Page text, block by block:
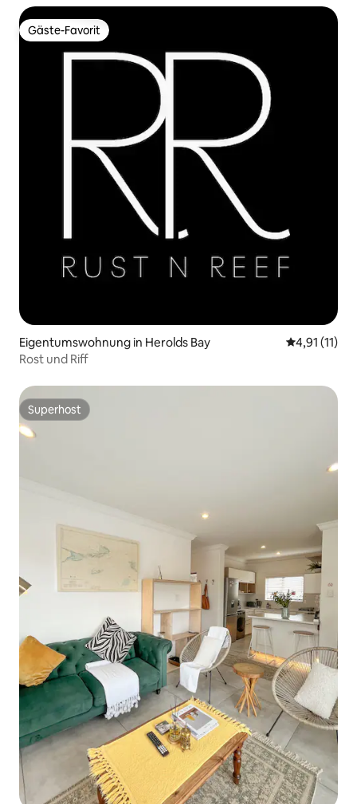
Gäste-Favorit
Gäste-Favorit
Eigentumswohnung in Herolds Bay
4,91 (11)
Rost und Riff
Superhost
Superhost